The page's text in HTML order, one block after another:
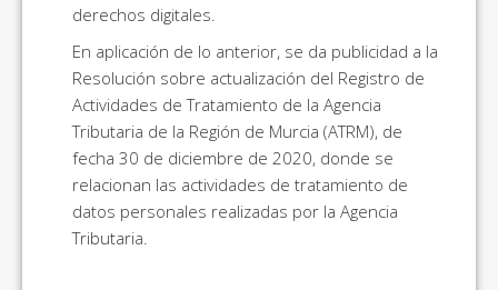
derechos digitales.
En aplicación de lo anterior, se da publicidad a la
Resolución sobre actualización del Registro de
Actividades de Tratamiento de la Agencia
Tributaria de la Región de Murcia (ATRM), de
fecha 30 de diciembre de 2020, donde se
relacionan las actividades de tratamiento de
datos personales realizadas por la Agencia
Tributaria.